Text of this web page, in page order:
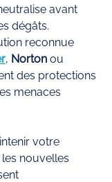
avant
dégâts.
reconnue
, Norton ou
des protections
menaces
votre
nouvelles